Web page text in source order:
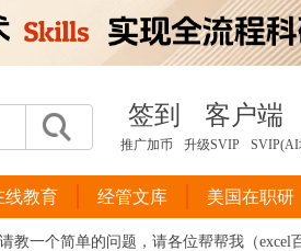
签到 客户端
推广加币
升级SVIP
线教育 经管文库 美国在职研
请教一个简单的问题，请各位帮帮我（excel